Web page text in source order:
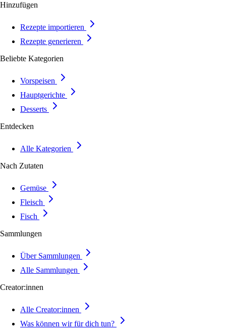
Hinzufügen
Rezepte importieren
Rezepte generieren
Beliebte Kategorien
Vorspeisen
Hauptgerichte
Desserts
Entdecken
Alle Kategorien
Nach Zutaten
Gemüse
Fleisch
Fisch
Sammlungen
Über Sammlungen
Alle Sammlungen
Creator:innen
Alle Creator:innen
Was können wir für dich tun?